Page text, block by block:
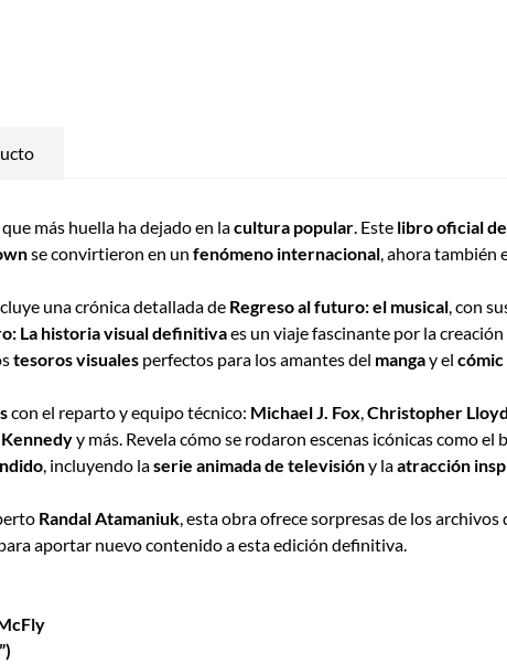
más huella ha dejado en lacultura popular . Este libro oficial
se convirtieron en un fenómeno internacional , ahora también
una crónica detallada de Regreso al futuro: el musical , con
La historia visual definitivaes un viaje fascinante por la creación
tesoros visuales perfectos para los amantes del mangay el
con el reparto y equipo técnico: Michael J. Fox Christopher Lloyd
y más. Revela cómo se rodaron escenas icónicas como el
, incluyendo laserie animada de televisióny laatracción
Randal Atamaniuk , esta obra ofrece sorpresas de los archivos
aportar nuevo contenido a esta edición definitiva.